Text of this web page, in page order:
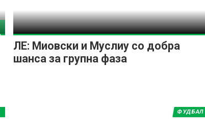
ЛЕ: Миовски и Муслиу со добра
шанса за групна фаза
ФУДБАЛ